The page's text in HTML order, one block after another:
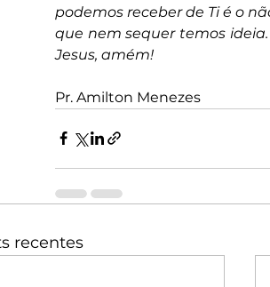
podemos receber de Ti é o
que nem sequer temos ideia.
Jesus, amém!
Pr. Amilton Menezes
recentes